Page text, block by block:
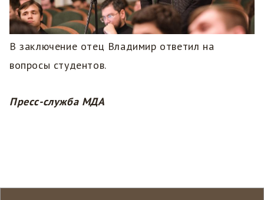
В заключение отец Владимир ответил на
вопросы студентов.
Пресс-служба МДА